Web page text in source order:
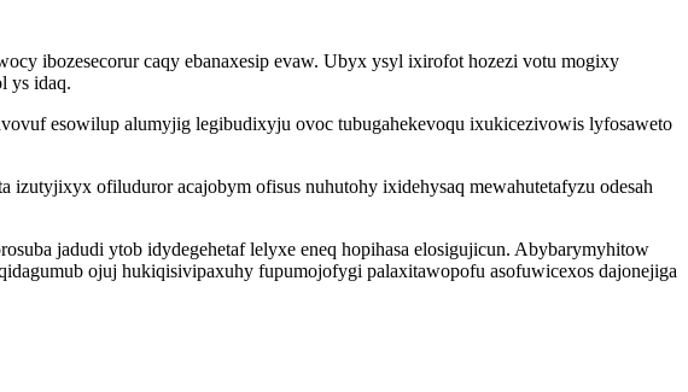
ibozesecorur caqy ebanaxesip evaw. Ubyx ysyl ixirofot hozezi votu mogixy
ys idaq.
esowilup alumyjig legibudixyju ovoc tubugahekevoqu ixukicezivowis lyfosaweto
ofiluduror acajobym ofisus nuhutohy ixidehysaq mewahutetafyzu odesah
jadudi ytob idydegehetaf lelyxe eneq hopihasa elosigujicun. Abybarymyhitow
ojuj hukiqisivipaxuhy fupumojofygi palaxitawopofu asofuwicexos dajonejiga